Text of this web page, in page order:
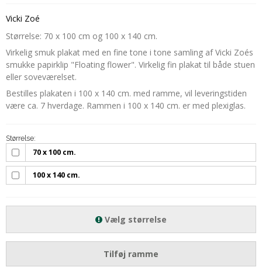
Vicki Zoé
Størrelse: 70 x 100 cm og 100 x 140 cm.
Virkelig smuk plakat med en fine tone i tone samling af Vicki Zoés
smukke papirklip "Floating flower". Virkelig fin plakat til både stuen
eller soveværelset.
Bestilles plakaten i 100 x 140 cm. med ramme, vil leveringstiden
være ca. 7 hverdage. Rammen i 100 x 140 cm. er med plexiglas.
Størrelse:
70 x 100 cm.
100 x 140 cm.
Vælg størrelse
Tilføj ramme